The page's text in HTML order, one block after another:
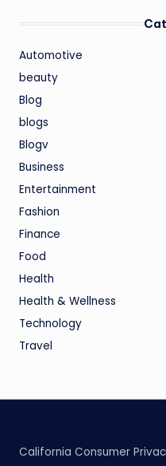
Automotive
beauty
Blog
blogs
Blogv
Business
Entertainment
Fashion
Finance
Food
Health
Health & Wellness
Technology
Travel
California Consumer